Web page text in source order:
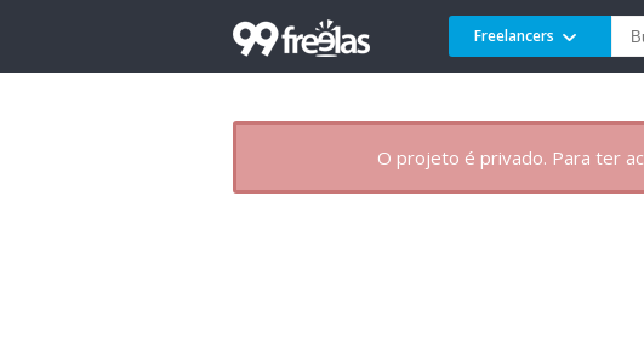
Freelancers
O projeto é privado. Para ter